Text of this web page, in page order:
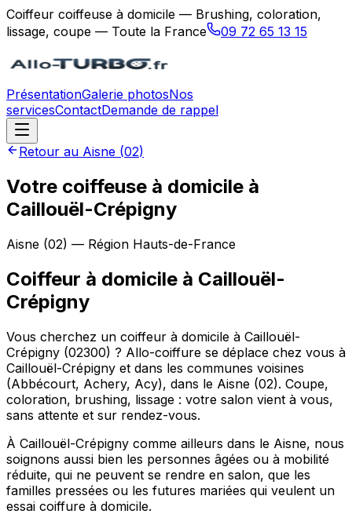
Coiffeur coiffeuse à domicile — Brushing, coloration,
lissage, coupe — Toute la France
09 72 65 13 15
PrésentationGalerie photosNos
servicesContactDemande de rappel
Retour au Aisne (02)
Votre coiffeuse à domicile à
Caillouël-Crépigny
Aisne (02) — Région Hauts-de-France
Coiffeur à domicile à Caillouël-
Crépigny
Vous cherchez un coiffeur à domicile à Caillouël-
Crépigny (02300) ? Allo-coiffure se déplace chez vous à
Caillouël-Crépigny et dans les communes voisines
(Abbécourt, Achery, Acy), dans le Aisne (02). Coupe,
coloration, brushing, lissage : votre salon vient à vous,
sans attente et sur rendez-vous.
À Caillouël-Crépigny comme ailleurs dans le Aisne, nous
soignons aussi bien les personnes âgées ou à mobilité
réduite, qui ne peuvent se rendre en salon, que les
familles pressées ou les futures mariées qui veulent un
essai coiffure à domicile.